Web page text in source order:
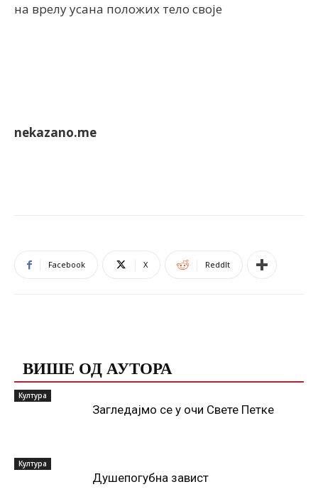
на врелу усана положих тело своје
nekazano.me
Facebook X ReddIt
ВИШЕ ОД АУТОРА
Култура
Загледајмо се у очи Свете Петке
Култура
Душепогубна завист